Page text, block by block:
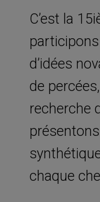
C’est la
d’idées
de
recherche
chaque